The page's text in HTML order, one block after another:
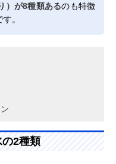
）が8種類あるのも特徴
。
2種類